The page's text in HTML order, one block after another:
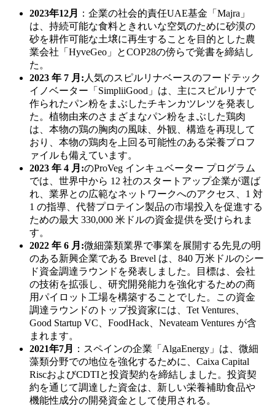
2023年12月
：企業の社会的責任UAE基金「Majra」
は、持続可能な食料ときれいな空気のために砂漠の
砂を耕作可能な土壌に再生することを目的とした農
業会社「HyveGeo」とCOP28の傍らで覚書を締結し
た。
2023 年 7 月:人気のスピルリナベースのフードテック
イノベーター「SimpliiGood」は、主にスピルリナで
作られたパン粉をまぶしたチキンカツレツを発表し
た。植物由来のさまざまなパン粉をまぶした鶏肉
は、本物の鶏の胸肉の風味、外観、構造を再現して
おり、本物の鶏肉を上回る可能性のある栄養プロフ
ァイルも備えています。
2023 年 4 月:のProVeg インキュベーター プログラム
では、世界中から 12 社のスタートアップ企業が選ば
れ、業界との広範なネットワークへのアクセス、1 対
1 の指導、代替プロテイン製品の市場投入を促進する
ための最大 330,000 米ドルの資金提供を受けられま
す。
2022 年 6 月:微細藻類業界で事業を展開する先見の明
のある新興企業である Brevel は、840 万米ドルのシー
ド資金調達ラウンドを発表しました。目標は、会社
の技術を拡張し、研究開発能力を強化するための商
用パイロット工場を構築することでした。この資金
調達ラウンドのトップ投資家には、Tet Ventures、
Good Startup VC、FoodHack、Nevateam Ventures が含
まれます。
2021年7月
：スペインの企業「AlgaEnergy」は、微細
藻類分野での地位を強化するために、Caixa Capital
RiscおよびCDTIと投資契約を締結しました。投資契
約を通じて調達した資金は、新しい栄養補助食品や
機能性成分の開発資金として使用される。